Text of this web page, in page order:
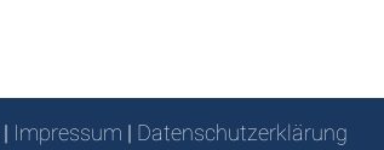
| Impressum | Datenschutzerklärung